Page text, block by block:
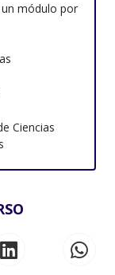
un módulo por
Ciencias